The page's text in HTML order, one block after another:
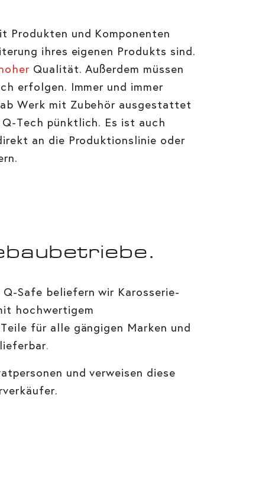
Produkten und Komponenten
ihres eigenen Produkts sind.
Qualität. Außerdem müssen
erfolgen. Immer und immer
Werk mit Zubehör ausgestattet
Tech pünktlich. Es ist auch
an die Produktionslinie oder
Safe beliefern wir Karosserie-
hochwertigem
für alle gängigen Marken und
.
und verweisen diese